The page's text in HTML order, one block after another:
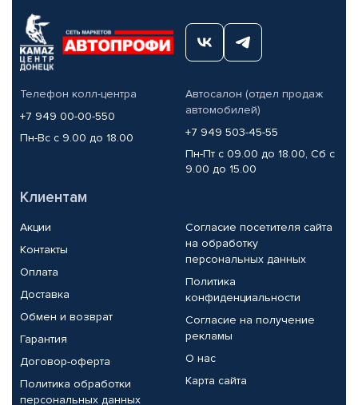
Телефон колл-центра
+7 949 00-00-550
Пн-Вс с 9.00 до 18.00
Автосалон (отдел продаж
автомобилей)
+7 949 503-45-55
Пн-Пт с 09.00 до 18.00, Сб с
9.00 до 15.00
Клиентам
Акции
Контакты
Оплата
Доставка
Обмен и возврат
Гарантия
Договор-оферта
Политика обработки
персональных данных
Согласие посетителя сайта
на обработку
персональных данных
Политика
конфиденциальности
Согласие на получение
рекламы
О нас
Карта сайта